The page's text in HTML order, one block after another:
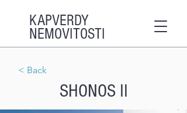
KAPVERDY
NEMOVITOSTI
< Back
SHONOS II